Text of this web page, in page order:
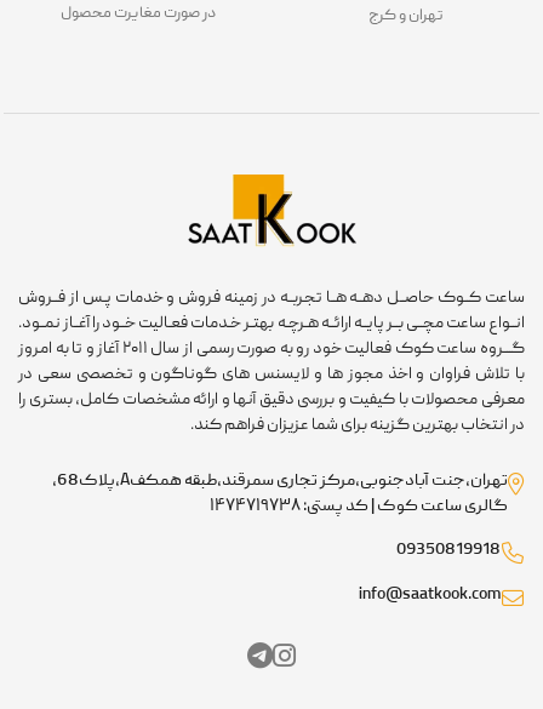
تهران و کرج در صورت مغایرت محصول
ساعت کــوک حاصــل دهــه هــا تجربــه در زمینه فروش و خدمات پـس از فــروش
انــواع ساعت مچــی بــر پایــه ارائــه هـرچـه بهتـر خـدمات فعـالیت خــود را آغــاز نمــود.
گـــروه ساعت کوک فعالیت خود رو به صورت رسمی از سال ۲۰۱۱ آغاز و تا به امروز
با تلاش فراوان و اخذ مجوز ها و لایسنس های گوناگون و تخصصی سعی در
معرفی محصولات با کیفیت و بررسی دقیق آنها و ارائه مشخصات کامل، بستری را
در انتخاب بهترین گزینه برای شما عزیزان فراهم کند.
تهران،جنت آبادجنوبی،مرکز تجاری سمرقند،طبقه همکفA،پلاک68،
گالری ساعت کوک | کد پستی: ۱۴۷۴۷۱۹۷۳۸
09350819918
info@saatkook.com